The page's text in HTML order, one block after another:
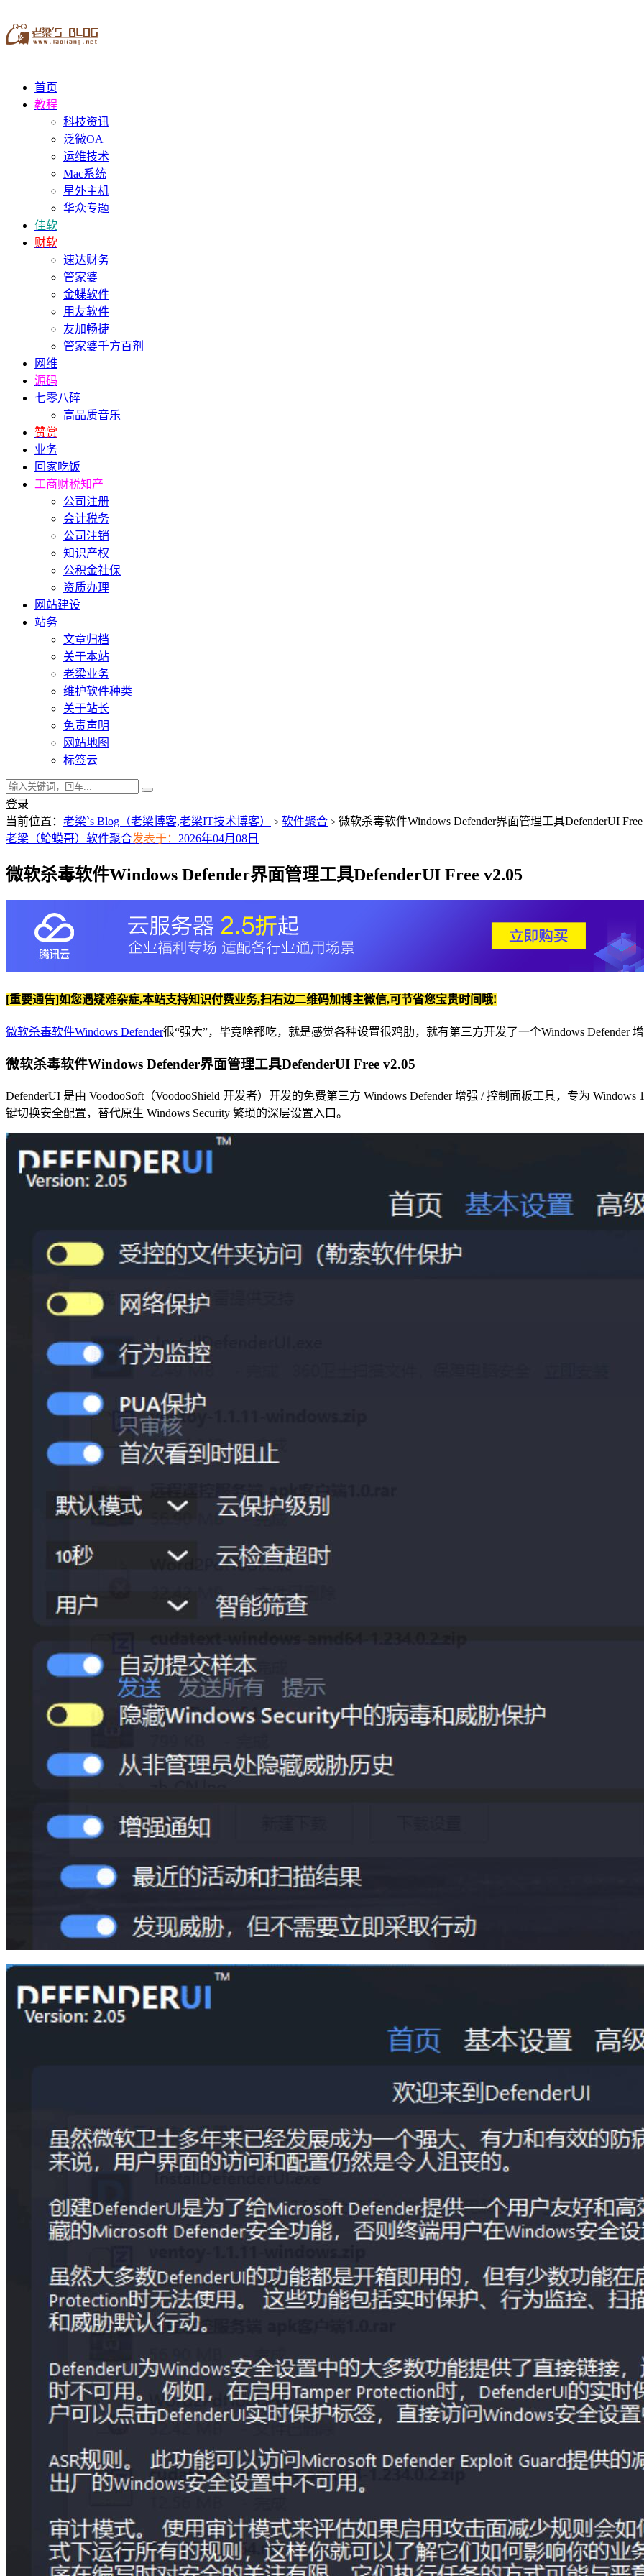
首页
教程
科技资讯
泛微OA
运维技术
Mac系统
星外主机
华众专题
佳软
财软
速达财务
管家婆
金蝶软件
用友软件
友加畅捷
管家婆千方百剂
网维
源码
七零八碎
高品质音乐
赞赏
业务
回家吃饭
工商财税知产
公司注册
会计税务
公司注销
知识产权
公积金社保
资质办理
网站建设
站务
文章归档
关于本站
老梁业务
维护软件种类
关于站长
免责声明
网站地图
标签云
登录
当前位置： 老梁`s Blog（老梁博客,老梁IT技术博客） > 软件聚合 > 微软杀毒软件Windows Defender界面管理工具DefenderUI
老梁（蛤蟆哥） 软件聚合发表于： 2026年04月08日
微软杀毒软件Windows Defender界面管理工具DefenderUI Free v2.05
[重要通告]如您遇疑难杂症,本站支持知识付费业务,扫右边二维码加博主微信,可节省您宝贵时间哦!
微软杀毒软件Windows Defender很“强大”，毕竟啥都吃，就是感觉各种设置很鸡肋，就有第三方开发了一个Windows Defender
微软杀毒软件Windows Defender界面管理工具DefenderUI Free v2.05
DefenderUI 是由 VoodooSoft（VoodooShield 开发者）开发的免费第三方 Windows Defender 增强 / 控制面板工具，专为
键切换安全配置，替代原生 Windows Security 繁琐的深层设置入口。